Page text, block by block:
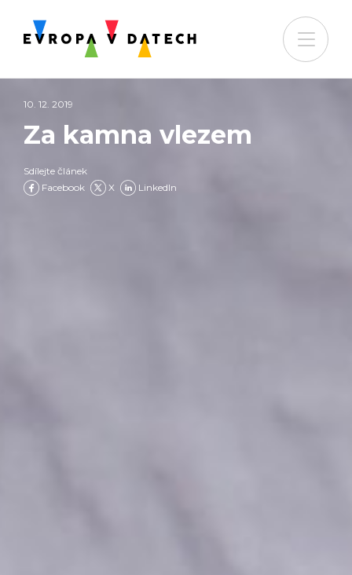
10. 12. 2019
Za kamna vlezem
Sdílejte článek
Facebook
X LinkedIn